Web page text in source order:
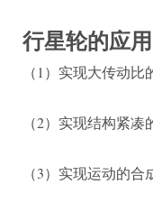
行星轮的应用
（1）实现大传动比
（2）实现结构紧
（3）实现运动的合